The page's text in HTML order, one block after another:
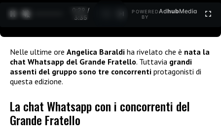
0:30 /
3:35
POWERED
BY
AdhubMedia
Nelle ultime ore Angelica Baraldi ha rivelato che è nata la
chat Whatsapp del Grande Fratello. Tuttavia grandi
assenti del gruppo sono tre concorrenti protagonisti di
questa edizione.
La chat Whatsapp con i concorrenti del
Grande Fratello